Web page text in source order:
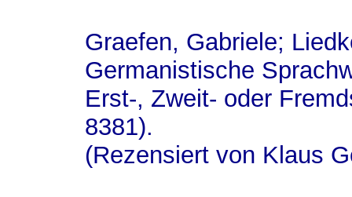
Graefen, Gabriele;
Germanistische
Erst-, Zweit- oder
8381).
(Rezensiert von Klaus